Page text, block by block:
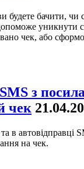
будете бачити,
уникнути
чек, або
з
чек
в автовідправці
на чек.